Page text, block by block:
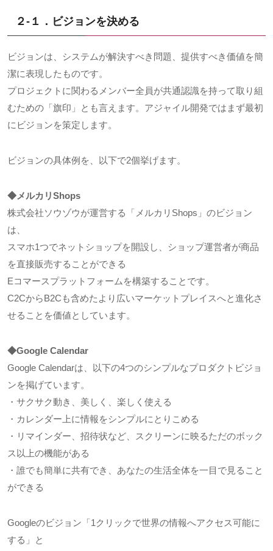
２-１．ビジョンを決める
ビジョンは、システムが解決すべき問題、提供すべき価値を簡
潔に表現したものです。
プロジェクトに関わるメンバー全員が共通認識を持って取り組
むための「旗印」とも言えます。アジャイル開発ではまず最初
にビジョンを策定します。
ビジョンの具体例を、以下で2個挙げます。
◆メルカリShops
株式会社ソウゾウが運営する「メルカリShops」のビジョン
は、
スマホ1つでネットショップを開設し、ショップ運営者が商品
を直接販売することができる
Eコマースプラットフォームを構築することです。
C2CからB2Cも含めたより広いマーケットプレイスへと進化さ
せることを価値としています。
◆Google Calendar
Google Calendarは、以下の4つのシンプルなプロダクトビジョ
ンを掲げています。
・サクサク動き、美しく、楽しく使える
・カレンダー上に情報をシンプルにとりこめる
・リマインダー、招待状など、スクリーンに映るただのボック
ス以上の機能がある
・誰でも簡単に共有でき、あなたの生活全体を一目で見ること
ができる
Googleのビジョン「1クリックで世界の情報へアクセス可能に
する」と